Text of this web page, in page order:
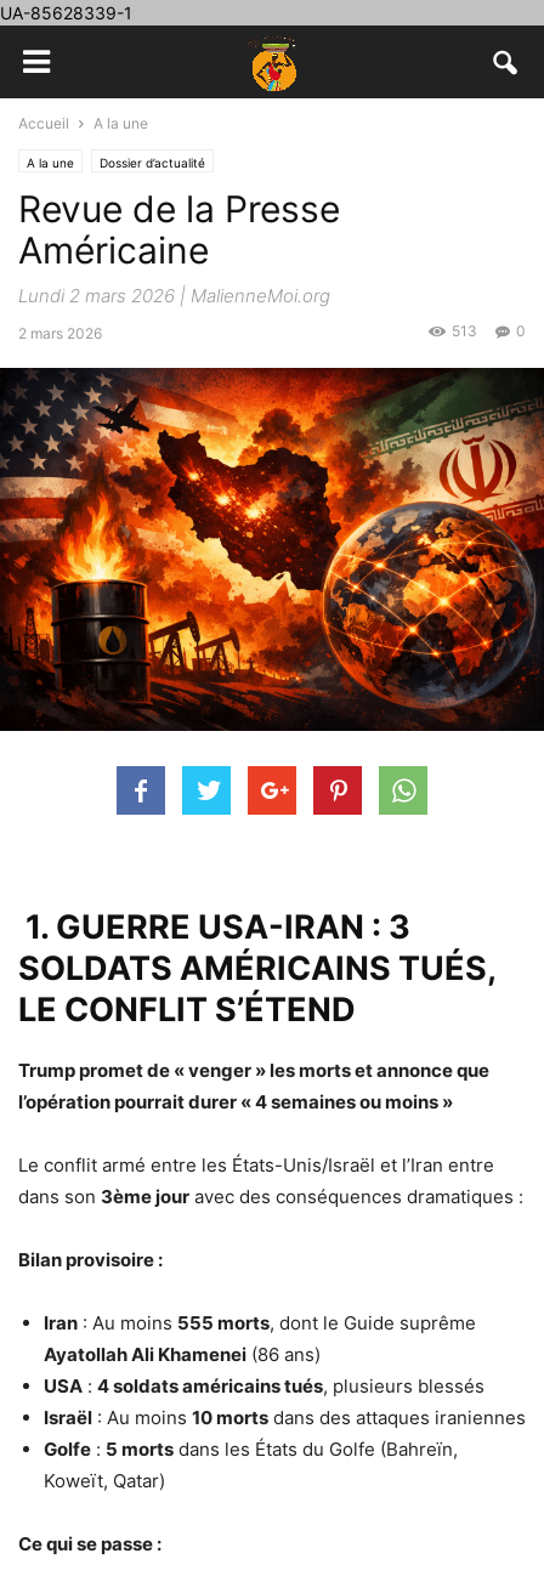
UA-85628339-1
Accueil A la une
A la une Dossier d’actualité
Revue de la Presse
Américaine
Lundi 2 mars 2026 | MalienneMoi.org
2 mars 2026 0
513
1. GUERRE USA-IRAN : 3
SOLDATS AMÉRICAINS TUÉS,
LE CONFLIT S’ÉTEND
Trump promet de « venger » les morts et annonce que
l’opération pourrait durer « 4 semaines ou moins »
Le conflit armé entre les États-Unis/Israël et l’Iran entre
dans son 3ème jour avec des conséquences dramatiques :
Bilan provisoire :
Iran : Au moins 555 morts, dont le Guide suprême
Ayatollah Ali Khamenei (86 ans)
USA : 4 soldats américains tués, plusieurs blessés
Israël : Au moins 10 morts dans des attaques iraniennes
Golfe : 5 morts dans les États du Golfe (Bahreïn,
Koweït, Qatar)
Ce qui se passe :